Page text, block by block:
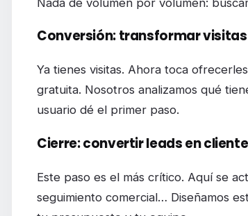
Conversión: transformar visitas
Ya tienes visitas. Ahora toca
gratuita. Nosotros analizamos qué
usuario dé el primer paso.
Cierre: convertir leads en
Este paso es el más crítico. Aquí se
seguimiento comercial… Diseñamos